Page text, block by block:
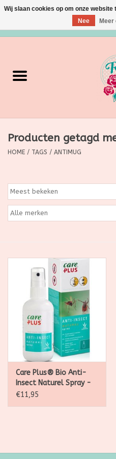
Verzorging
Grimeermateriaal
Huishoudartikelen
Ditjes & Datjes
Kadootjes
Belgisch
Workshops
Producten getagd
HOME / TAGS / ANTIMUG
Care Plus® Bio Anti-
Insect Naturel Spray -
6h protection - 60ml
€11,95
Wij slaan cookies op om onze
Nee